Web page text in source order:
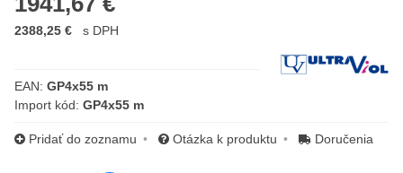
2388,25 € s DPH
Výrobca:
EAN: GP4x55 m
Import kód: GP4x55 m
Pridať do zoznamu Otázka k produktu Doručenia